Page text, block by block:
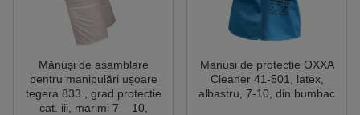
Mănuși de asamblare
pentru manipulări ușoare
tegera 833 , grad protectie
cat. iii, marimi 7 – 10,
Manusi de protectie OXXA
Cleaner 41-501, latex,
albastru, 7-10, din bumbac